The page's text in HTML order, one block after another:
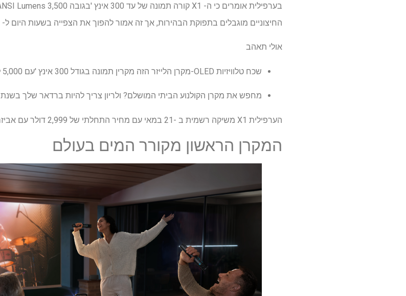
החיצוניים מוגבלים בתפוקת הבהירות, אך זה אמור להפוך את הצפייה בשעות היום ל- X1 בת -קיימא יותר.
אולי תאהב
שכח טלוויזיות OLED-מקרן הלייזר הזה מקרין תמונה בגודל 300 אינץ 'עם 5,000 לומן בהירות
מחפש את מקרן הקולנוע הביתי המושלם? ולריון צריך להיות ברדאר שלך בשנת 2025
הערפילית X1 משיקה רשמית ב -21 במאי עם מחיר התחלתי של 2,999 דולר עם אביזרים נוספים העולים 999 דולר נוספים.
המקרן הראשון מקורר המים בעולם